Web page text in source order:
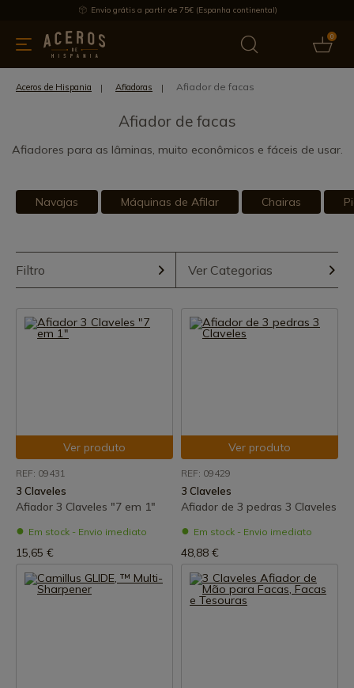
Envio grátis a partir de 75€ (Espanha continental)
0
& Utensílios de cozinha Oferece Últimas notícias
Aceros de Hispania Afiadoras Afiador de facas
Afiador de facas
Afiadores para as lâminas, muito econômicos e fáceis de usar.
Navajas Máquinas de Afilar Chairas
Filtro Ver Categorias
Ver produto
REF: 09431
3 Claveles
Afiador 3 Claveles "7 em 1"
Em stock - Envio imediato
15,65 €
Ver produto
REF: 09429
3 Claveles
Afiador de 3 pedras 3 Claveles
Em stock - Envio imediato
48,88 €